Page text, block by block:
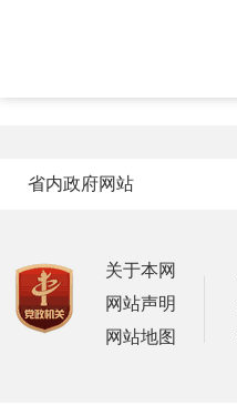
省内政府网站
关于本网
网站声明
网站地图